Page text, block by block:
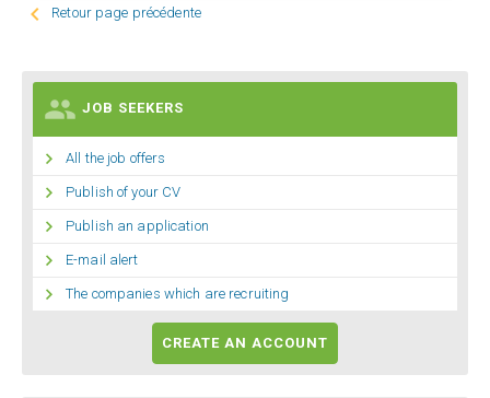
 Retour page précédente
 JOB SEEKERS
 All the job offers
 Publish of your CV
 Publish an application
 E-mail alert
 The companies which are recruiting
CREATE AN ACCOUNT